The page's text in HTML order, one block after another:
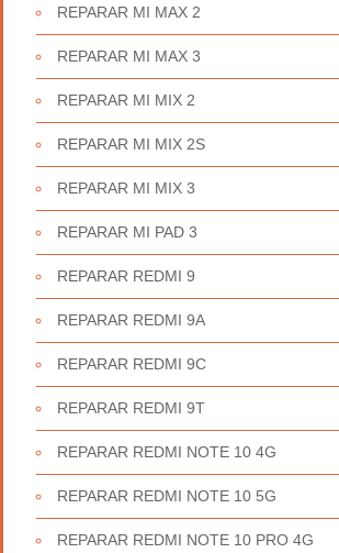
REPARAR MI MAX 2
REPARAR MI MAX 3
REPARAR MI MIX 2
REPARAR MI MIX 2S
REPARAR MI MIX 3
REPARAR MI PAD 3
REPARAR REDMI 9
REPARAR REDMI 9A
REPARAR REDMI 9C
REPARAR REDMI 9T
REPARAR REDMI NOTE 10 4G
REPARAR REDMI NOTE 10 5G
REPARAR REDMI NOTE 10 PRO 4G